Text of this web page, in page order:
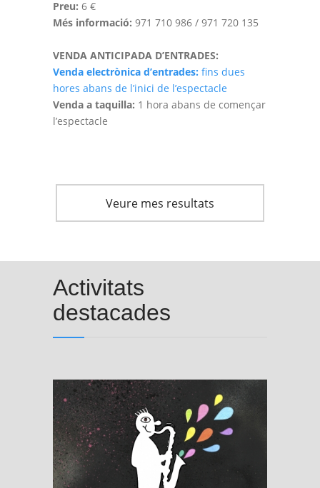
Preu: 6 €
Més informació: 971 710 986 / 971 720 135
VENDA ANTICIPADA D’ENTRADES:
Venda electrònica d’entrades: fins dues
hores abans de l’inici de l’espectacle
Venda a taquilla: 1 hora abans de començar
l’espectacle
Veure mes resultats
Activitats
destacades